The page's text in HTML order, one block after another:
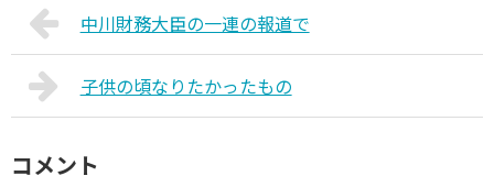
中川財務大臣の一連の報道で
子供の頃なりたかったもの
コメント